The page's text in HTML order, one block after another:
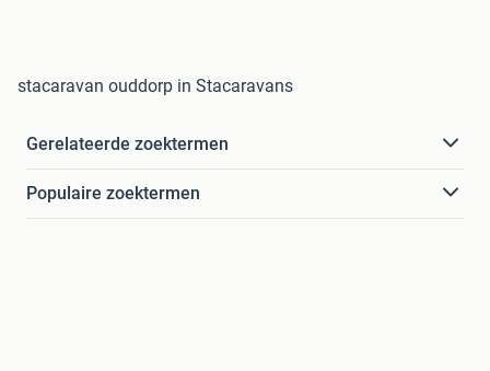
stacaravan ouddorp in Stacaravans
Gerelateerde zoektermen
Populaire zoektermen